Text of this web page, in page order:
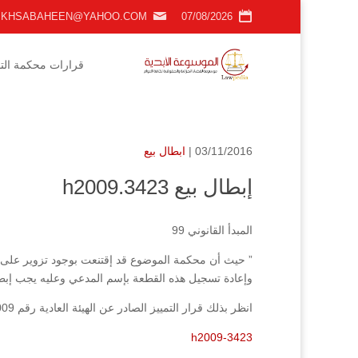
07/08/2026
KHSABAHEEN@YAHOO.COM
قرارات محكمة
03/11/2016 | ابطال بيع
إبطال بيع h2009.3423
المبدأ القانوني 99
” حيث أن محكمة الموضوع قد إقتنعت بوجود تزوير على
وإعادة تسجيل هذه القطعة بإسم المدعي وعليه يجب
انظر بذلك قرار التمييز الصادر عن الهيئة العادية رقم 3423/2009 فصل بتاريخ 21/6/2010.
h2009-3423